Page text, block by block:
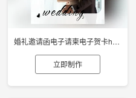
婚礼邀请函电子请柬电子贺卡h5制作
立即制作